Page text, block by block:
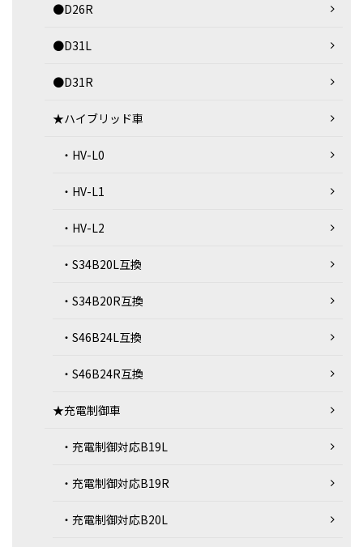
●D26R
●D31L
●D31R
★ハイブリッド車
・HV-L0
・HV-L1
・HV-L2
・S34B20L互換
・S34B20R互換
・S46B24L互換
・S46B24R互換
★充電制御車
・充電制御対応B19L
・充電制御対応B19R
・充電制御対応B20L